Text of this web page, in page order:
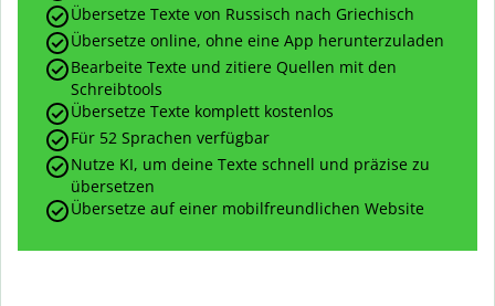
Übersetze Texte von Russisch nach Griechisch
Übersetze online, ohne eine App herunterzuladen
Bearbeite Texte und zitiere Quellen mit den
Schreibtools
Übersetze Texte komplett kostenlos
Für 52 Sprachen verfügbar
Nutze KI, um deine Texte schnell und präzise zu
übersetzen
Übersetze auf einer mobilfreundlichen Website